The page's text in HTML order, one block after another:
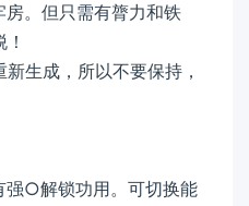
。但只需有膂力和铁
生成，所以不要保持，
○解锁功用。可切换能